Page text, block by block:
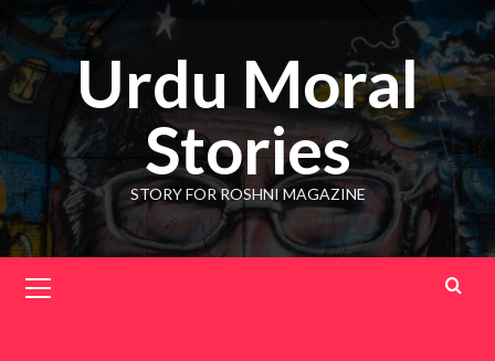
to
content
Urdu Moral
Stories
STORY FOR ROSHNI MAGAZINE
Menu